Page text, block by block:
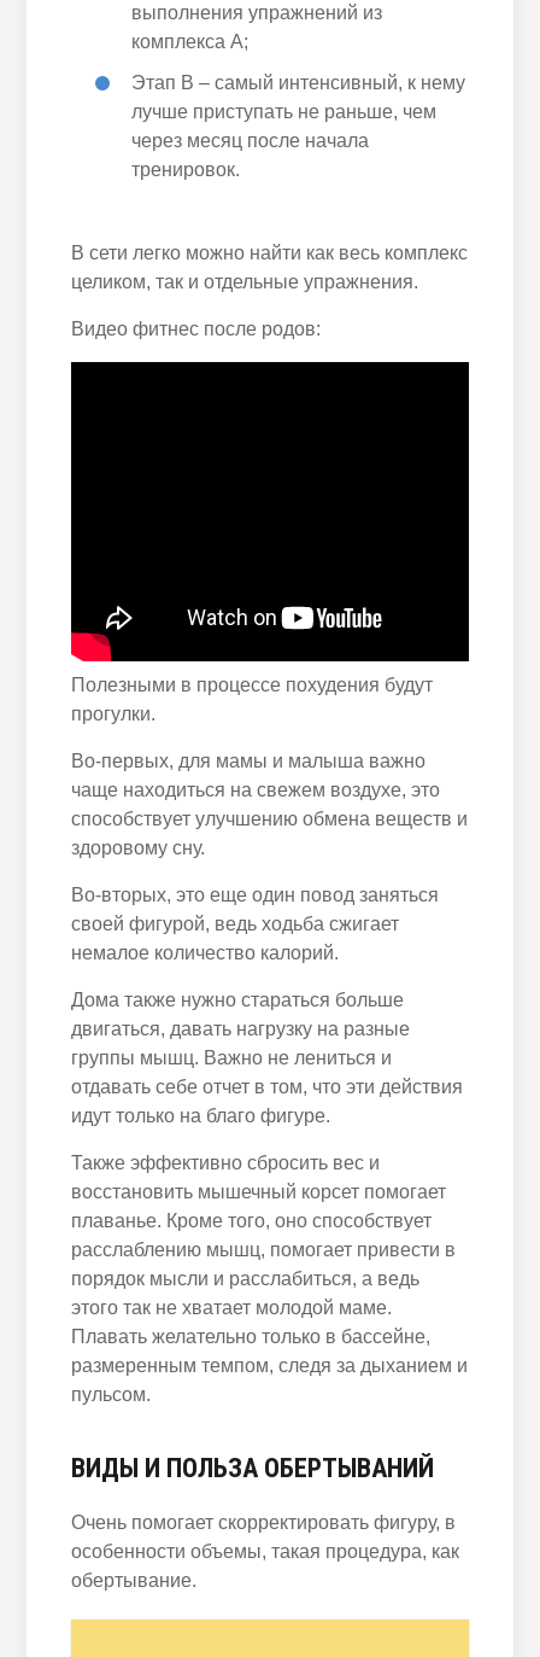
выполнения упражнений из
комплекса А;
Этап В – самый интенсивный, к нему
лучше приступать не раньше, чем
через месяц после начала
тренировок.
В сети легко можно найти как весь комплекс
целиком, так и отдельные упражнения.
Видео фитнес после родов:
Полезными в процессе похудения будут
прогулки.
Во-первых, для мамы и малыша важно
чаще находиться на свежем воздухе, это
способствует улучшению обмена веществ и
здоровому сну.
Во-вторых, это еще один повод заняться
своей фигурой, ведь ходьба сжигает
немалое количество калорий.
Дома также нужно стараться больше
двигаться, давать нагрузку на разные
группы мышц. Важно не лениться и
отдавать себе отчет в том, что эти действия
идут только на благо фигуре.
Также эффективно сбросить вес и
восстановить мышечный корсет помогает
плаванье. Кроме того, оно способствует
расслаблению мышц, помогает привести в
порядок мысли и расслабиться, а ведь
этого так не хватает молодой маме.
Плавать желательно только в бассейне,
размеренным темпом, следя за дыханием и
пульсом.
ВИДЫ И ПОЛЬЗА ОБЕРТЫВАНИЙ
Очень помогает скорректировать фигуру, в
особенности объемы, такая процедура, как
обертывание.